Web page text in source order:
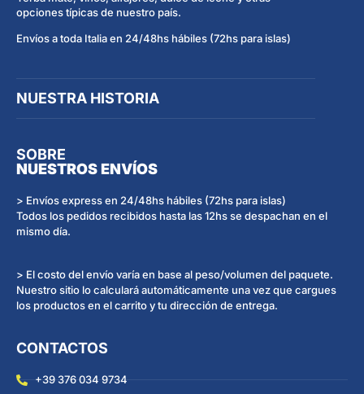
opciones típicas de nuestro país.
Envíos a toda Italia en 24/48hs hábiles (72hs para islas)
NUESTRA HISTORIA
SOBRE
NUESTROS ENVÍOS
> Envíos express en 24/48hs hábiles (72hs para islas)
Todos los pedidos recibidos hasta las 12hs se despachan en el
mismo día.
> El costo del envío varía en base al peso/volumen del paquete.
Nuestro sitio lo calculará automáticamente una vez que cargues
los productos en el carrito y tu dirección de entrega.
CONTACTOS
+39 376 034 9734